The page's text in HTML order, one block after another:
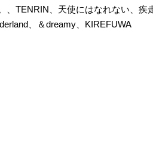
TENRIN、天使にはなれない、疾
、＆dreamy、KIREFUWA